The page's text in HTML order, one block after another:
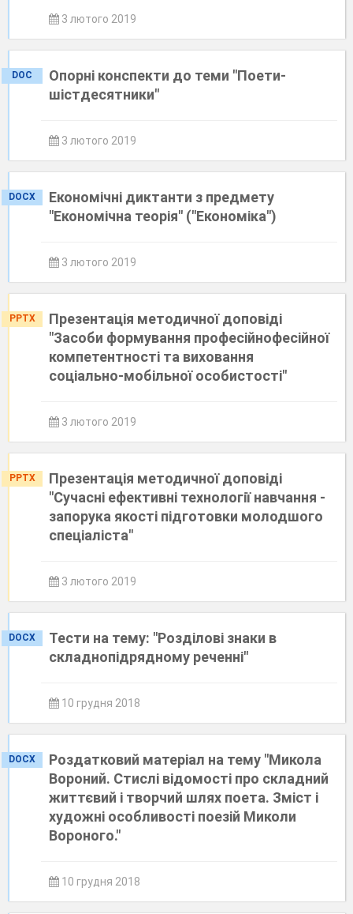
3 лютого 2019
DOC
Опорні конспекти до теми "Поети-
шістдесятники"
3 лютого 2019
DOCX
Економічні диктанти з предмету
"Економічна теорія" ("Економіка")
3 лютого 2019
PPTX
Презентація методичної доповіді
"Засоби формування професійнофесійної
компетентності та виховання
соціально-мобільної особистості"
3 лютого 2019
PPTX
Презентація методичної доповіді
"Сучасні ефективні технології навчання -
запорука якості підготовки молодшого
спеціаліста"
3 лютого 2019
DOCX
Тести на тему: "Розділові знаки в
складнопідрядному реченні"
10 грудня 2018
DOCX
Роздатковий матеріал на тему "Микола
Вороний. Стислі відомості про складний
життєвий і творчий шлях поета. Зміст і
художні особливості поезій Миколи
Вороного."
10 грудня 2018